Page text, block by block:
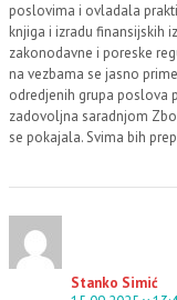
poslovima i ovladala
knjiga i izradu finansijskih
zakonodavne i poreske
na vezbama se jasno
odredjenih grupa poslova
zadovoljna saradnjom
se pokajala. Svima bih
Stanko Simić